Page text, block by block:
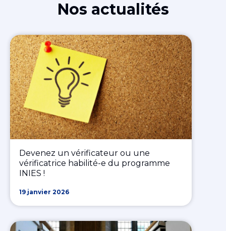
Nos actualités
Devenez un vérificateur ou une
vérificatrice habilité-e du programme
INIES !
19 janvier 2026